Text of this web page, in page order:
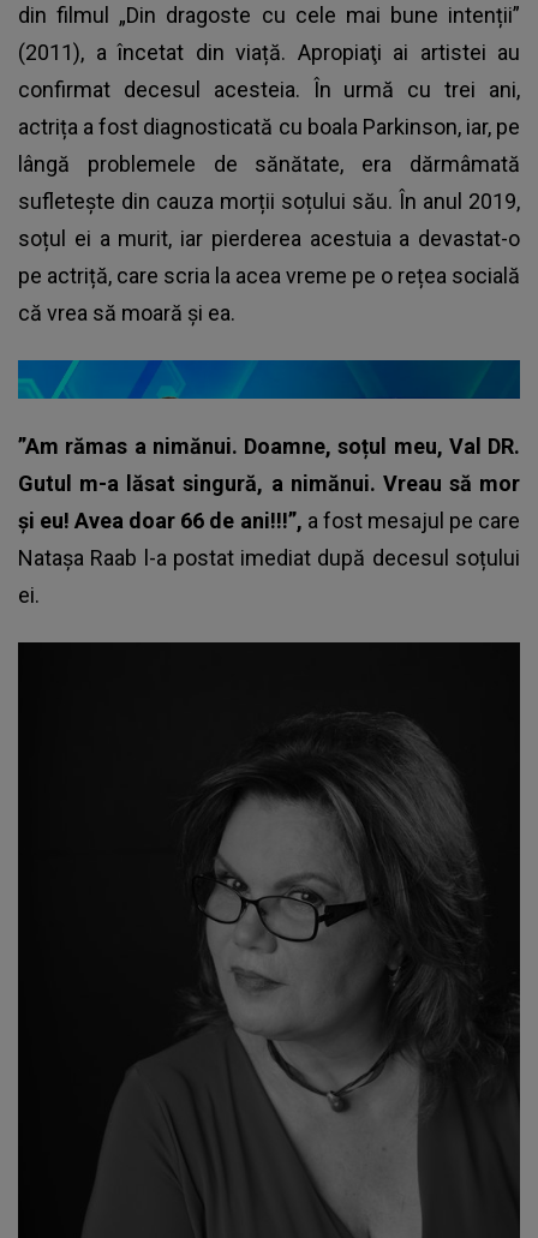
din filmul „Din dragoste cu cele mai bune intenții”
(2011), a încetat din viață. Apropiaţi ai artistei au
confirmat decesul acesteia. În urmă cu trei ani,
actrița a fost diagnosticată cu boala Parkinson, iar, pe
lângă problemele de sănătate, era dărmâmată
sufletește din cauza morții soțului său. În anul 2019,
soțul ei a murit, iar pierderea acestuia a devastat-o
pe actriță, care scria la acea vreme pe o rețea socială
că vrea să moară și ea.
”Am rămas a nimănui. Doamne, soțul meu, Val DR.
Gutul m-a lăsat singură, a nimănui. Vreau să mor
și eu! Avea doar 66 de ani!!!”, a fost mesajul pe care
Natașa Raab l-a postat imediat după decesul soțului
ei.